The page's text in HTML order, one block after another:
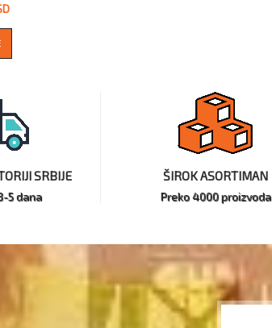
SRBIJE
5 dana
ŠIROK ASORTIMAN
Preko 4000 proizvoda